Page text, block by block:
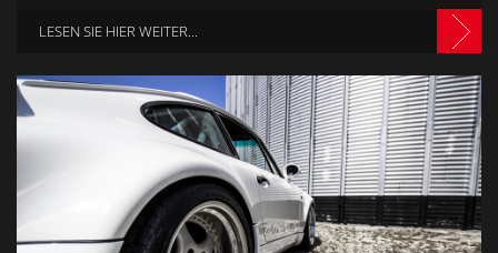
LESEN SIE HIER WEITER...